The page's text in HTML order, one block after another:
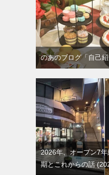
のあのブログ「自己紹
2026年、オープン7
期とこれからの話